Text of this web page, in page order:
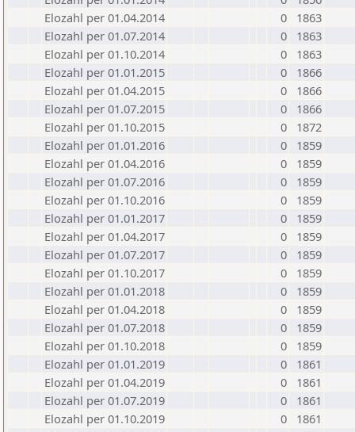
Elozahl per 01.04.2014
0
1863
Elozahl per 01.07.2014
0
1863
Elozahl per 01.10.2014
0
1863
Elozahl per 01.01.2015
0
1866
Elozahl per 01.04.2015
0
1866
Elozahl per 01.07.2015
0
1866
Elozahl per 01.10.2015
0
1872
Elozahl per 01.01.2016
0
1859
Elozahl per 01.04.2016
0
1859
Elozahl per 01.07.2016
0
1859
Elozahl per 01.10.2016
0
1859
Elozahl per 01.01.2017
0
1859
Elozahl per 01.04.2017
0
1859
Elozahl per 01.07.2017
0
1859
Elozahl per 01.10.2017
0
1859
Elozahl per 01.01.2018
0
1859
Elozahl per 01.04.2018
0
1859
Elozahl per 01.07.2018
0
1859
Elozahl per 01.10.2018
0
1859
Elozahl per 01.01.2019
0
1861
Elozahl per 01.04.2019
0
1861
Elozahl per 01.07.2019
0
1861
Elozahl per 01.10.2019
0
1861